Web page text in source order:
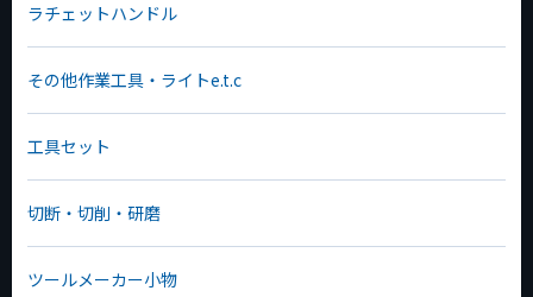
ラチェットハンドル
その他作業工具・ライトe.t.c
工具セット
切断・切削・研磨
ツールメーカー小物